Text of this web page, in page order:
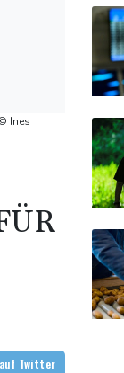
Ines
auf Twitter